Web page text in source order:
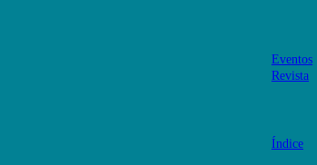
Eventos
Revista
Índice